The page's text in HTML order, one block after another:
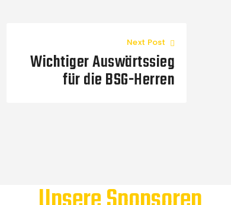
Next Post
Wichtiger Auswärtssieg
für die BSG-Herren